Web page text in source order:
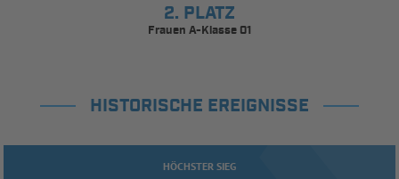
2. PLATZ
Frauen A-Klasse 01
HISTORISCHE EREIGNISSE
HÖCHSTER SIEG